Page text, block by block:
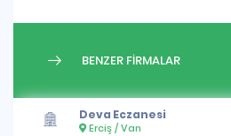
BENZER FİRMALAR
Deva Eczanesi
Erciş / Van